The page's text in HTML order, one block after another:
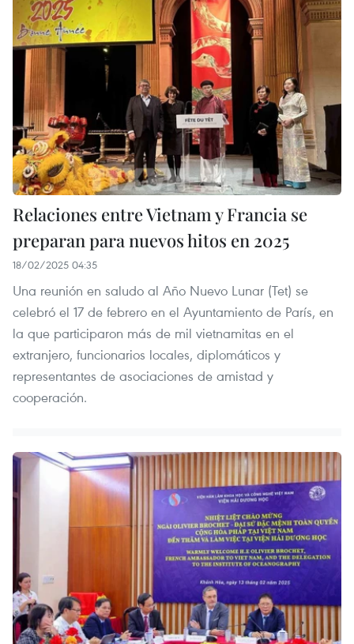
Relaciones entre Vietnam y Francia se
preparan para nuevos hitos en 2025
18/02/2025 04:35
Una reunión en saludo al Año Nuevo Lunar (Tet) se
celebró el 17 de febrero en el Ayuntamiento de París, en
la que participaron más de mil vietnamitas en el
extranjero, funcionarios locales, diplomáticos y
representantes de asociaciones de amistad y
cooperación.